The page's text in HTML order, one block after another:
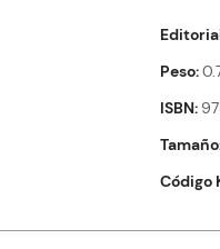
Peso
ISBN
Tamaño
Código